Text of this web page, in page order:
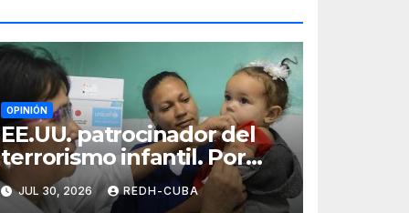
OPINIÓN
EE.UU. patrocinador del
terrorismo infantil. Por
Ramón Pedregal
Casanova
JUL 30, 2026 REDH-CUBA